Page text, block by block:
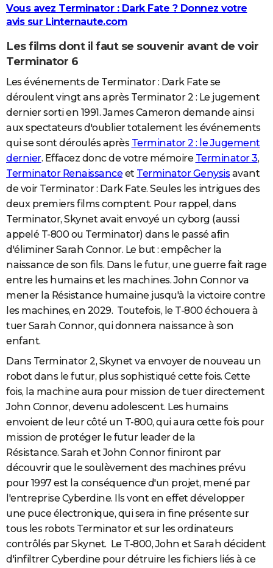
Vous avez Terminator : Dark Fate ? Donnez votre
avis sur Linternaute.com
Les films dont il faut se souvenir avant de voir
Terminator 6
Les événements de Terminator : Dark Fate se
déroulent vingt ans après Terminator 2 : Le jugement
dernier sorti en 1991. James Cameron demande ainsi
aux spectateurs d'oublier totalement les événements
qui se sont déroulés après Terminator 2 : le Jugement
dernier. Effacez donc de votre mémoire Terminator 3,
Terminator Renaissanceet Terminator Genysisavant
de voir Terminator : Dark Fate. Seules les intrigues des
deux premiers films comptent. Pour rappel, dans
Terminator, Skynet avait envoyé un cyborg (aussi
appelé T-800 ou Terminator) dans le passé afin
d'éliminer Sarah Connor. Le but : empêcher la
naissance de son fils. Dans le futur, une guerre fait rage
entre les humains et les machines. John Connor va
mener la Résistance humaine jusqu'à la victoire contre
les machines, en 2029. Toutefois, le T-800 échouera à
tuer Sarah Connor, qui donnera naissance à son
enfant.
Dans Terminator 2, Skynet va envoyer de nouveau un
robot dans le futur, plus sophistiqué cette fois. Cette
fois, la machine aura pour mission de tuer directement
John Connor, devenu adolescent. Les humains
envoient de leur côté un T-800, qui aura cette fois pour
mission de protéger le futur leader de la
Résistance. Sarah et John Connor finiront par
découvrir que le soulèvement des machines prévu
pour 1997 est la conséquence d'un projet, mené par
l'entreprise Cyberdine. Ils vont en effet développer
une puce électronique, qui sera in fine présente sur
tous les robots Terminator et sur les ordinateurs
contrôlés par Skynet. Le T-800, John et Sarah décident
d'infiltrer Cyberdine pour détruire les fichiers liés à ce